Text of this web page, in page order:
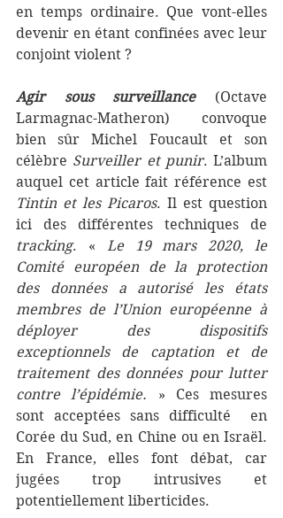
en temps ordinaire. Que vont-elles
devenir en étant confinées avec leur
conjoint violent ?
Agir sous surveillance (Octave
Larmagnac-Matheron) convoque
bien sûr Michel Foucault et son
célèbre Surveiller et punir. L’album
Tintin et les Picaros. Il est question
tracking. « Le 19 mars 2020, le
Comité européen de la protection
des données a autorisé les états
membres de l’Union européenne à
déployer des dispositifs
exceptionnels de captation et de
traitement des données pour lutter
contre l’épidémie. » Ces mesures
sont acceptées sans difficulté  en
Corée du Sud, en Chine ou en Israël.
En France, elles font débat, car
jugées trop intrusives et
potentiellement liberticides.